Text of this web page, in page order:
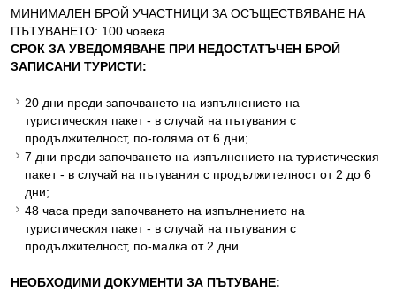
МИНИМАЛЕН БРОЙ УЧАСТНИЦИ ЗА ОСЪЩЕСТВЯВАНЕ НА
ПЪТУВАНЕТО: 100 човека.
СРОК ЗА УВЕДОМЯВАНЕ ПРИ НЕДОСТАТЪЧЕН БРОЙ
ЗАПИСАНИ ТУРИСТИ:
20 дни преди започването на изпълнението на
туристическия пакет - в случай на пътувания с
продължителност, по-голяма от 6 дни;
7 дни преди започването на изпълнението на туристическия
пакет - в случай на пътувания с продължителност от 2 до 6
дни;
48 часа преди започването на изпълнението на
туристическия пакет - в случай на пътувания с
продължителност, по-малка от 2 дни.
НЕОБХОДИМИ ДОКУМЕНТИ ЗА ПЪТУВАНЕ: